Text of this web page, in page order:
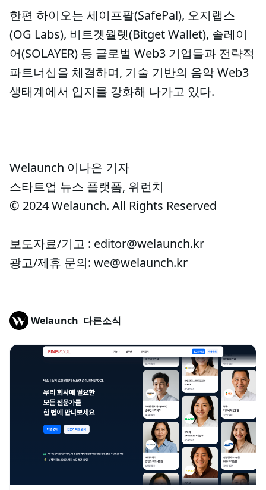
한편 하이오는 세이프팔(SafePal), 오지랩스
(OG Labs), 비트겟월렛(Bitget Wallet), 솔레이
어(SOLAYER) 등 글로벌 Web3 기업들과 전략적
파트너십을 체결하며, 기술 기반의 음악 Web3
생태계에서 입지를 강화해 나가고 있다.
Welaunch 이나은 기자
스타트업 뉴스 플랫폼, 위런치
© 2024 Welaunch. All Rights Reserved
보도자료/기고 : editor@welaunch.kr
광고/제휴 문의: we@welaunch.kr
Welaunch 다른소식